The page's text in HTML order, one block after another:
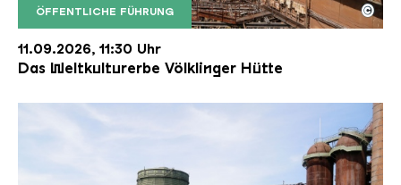
ÖFFENTLICHE FÜHRUNG
Der Erzschrägaufzug der Völklinger Hütte mit
Copyright: Weltkulturerbe Völklinger Hütte | Karl
©
11.09.2026, 11:30 Uhr
Das Weltkulturerbe Völklinger Hütte